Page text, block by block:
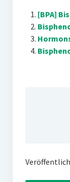
[BPA]